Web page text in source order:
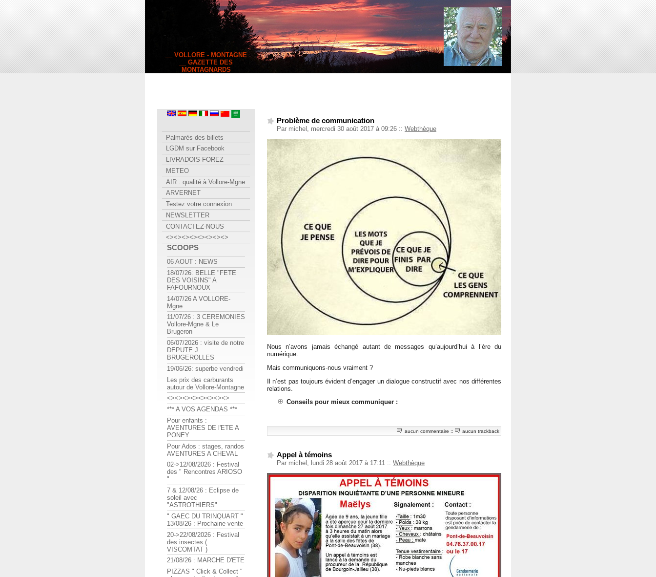
__ VOLLORE - MONTAGNE
__ GAZETTE DES
MONTAGNARDS
Problème de communication
Par michel, mercredi 30 août 2017 à 09:26 :: Webthèque
Nous n’avons jamais échangé autant de messages qu’aujourd’hui à l’ère du
numérique.
Mais communiquons-nous vraiment ?
Il n’est pas toujours évident d’engager un dialogue constructif avec nos différentes
relations.
Conseils pour mieux communiquer :
aucun commentaire :: aucun trackback
Appel à témoins
Par michel, lundi 28 août 2017 à 17:11 :: Webthèque
Palmarès des billets
LGDM sur Facebook
LIVRADOIS-FOREZ
METEO
AIR : qualité à Vollore-Mgne
ARVERNET
Testez votre connexion
NEWSLETTER
CONTACTEZ-NOUS
<><><><><><><><>
SCOOPS
06 AOUT : NEWS
18/07/26: BELLE "FETE
DES VOISINS" A
FAFOURNOUX
14/07/26 A VOLLORE-
Mgne
11/07/26 : 3 CEREMONIES
Vollore-Mgne & Le
Brugeron
06/07/2026 : visite de notre
DEPUTE J.
BRUGEROLLES
19/06/26: superbe vendredi
Les prix des carburants
autour de Vollore-Montagne
<><><><><><><><>
*** A VOS AGENDAS ***
Pour enfants :
AVENTURES DE l'ETE A
PONEY
Pour Ados : stages, randos
AVENTURES A CHEVAL
02->12/08/2026 : Festival
des " Rencontres ARIOSO
"
7 & 12/08/26 : Eclipse de
soleil avec
"ASTROTHIERS"
" GAEC DU TRINQUART "
13/08/26 : Prochaine vente
20->22/08/2026 : Festival
des insectes (
VISCOMTAT )
21/08/26 : MARCHE D'ETE
PIZZAS " Click & Collect "